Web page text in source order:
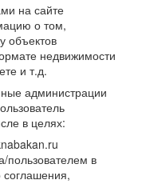
на сайте
о том,
объектов
недвижимости
и т.д.
администрации
в целях:
пользователем в
соглашения,